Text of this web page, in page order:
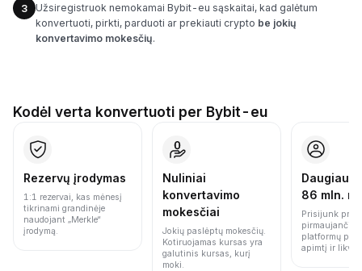
3
Užsiregistruok nemokamai Bybit-eu sąskaitai, kad galėtum
konvertuoti, pirkti, parduoti ar prekiauti crypto be jokių
konvertavimo mokesčių.
Kodėl verta konvertuoti per Bybit-eu
Rezervų įrodymas
1:1 rezervai, kas mėnesį
tikrinami grandinėje
naudojant „Merkle“
įrodymą.
Nuliniai
konvertavimo
mokesčiai
Jokių paslėptų mokesčių.
Kotiruojamas kursas yra
galutinis kursas, kurį
moki.
Daugiau
86 mln.
Prisijunk prie
pirmaujančių
platformų
apimtį ir